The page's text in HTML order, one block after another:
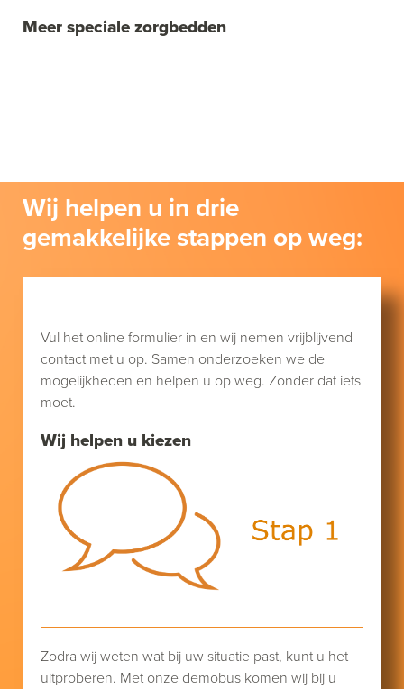
Meer speciale zorgbedden
Wij helpen u in drie
gemakkelijke stappen op weg:
Wij helpen u kiezen
Vul het online formulier in en wij nemen vrijblijvend
contact met u op. Samen onderzoeken we de
mogelijkheden en helpen u op weg. Zonder dat iets
moet.
Zodra wij weten wat bij uw situatie past, kunt u het
uitproberen. Met onze demobus komen wij bij u